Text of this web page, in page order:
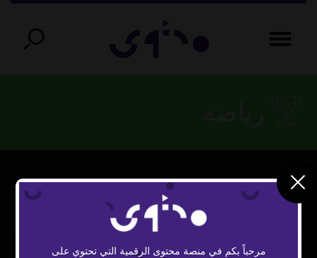
مرحباً بكم في منصة محتوى الرقمية التي تحتوي على